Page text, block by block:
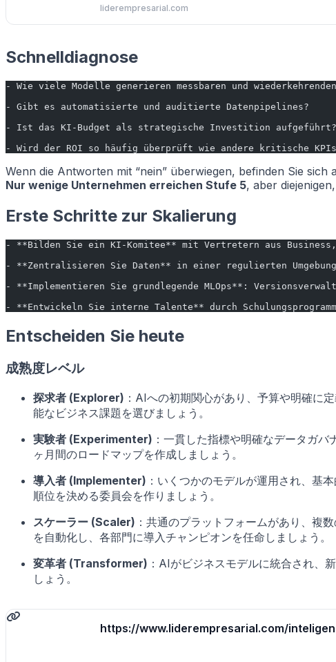
liderempresarial.com
Schnelldiagnose
- Wie viele Modelle generieren messbaren und
- Gibt es automatisierte und auditierte Datenpipelines?
- Ist das KI-Budget als strategische Investition aufgeführt?
- Wird der ROI so häufig überprüft wie andere kritische
Wenn die Antworten mit “nein” überwiegen, befinden Sie
Nur wenige Unternehmen erreichen Stufe 5, aber
Erste Schritte zur Skalierung
- **Bilden Sie ein KI-Komitee** mit Vertretern aus Business,
- **Zentralisieren Sie Daten** in einer regulierten
- **Implementieren Sie grundlegende MLOps**:
- **Entwickeln Sie interne Talente** durch
Entscheiden Sie heute
成熟度レベル
探求者 (Explorer) ：AIへの初期関心があり、予算や明確に
能なビジネス課題を選びましょう。
実験者 (Experimenter) ：一貫した指標や明確なデータガ
ヶ月間のロードマップを作成しましょう。
導入者 (Implementer) ：いくつかのモデルが運用され、基
順位を決める委員会を作りましょう。
スケーラー (Scaler) ：共通のプラットフォームがあり、複
を自動化し、各部門に導入チャンピオンを任命しましょう。
変革者 (Transformer) ：AIがビジネスモデルに統合され、
しょう。
https://www.liderempresarial.com/